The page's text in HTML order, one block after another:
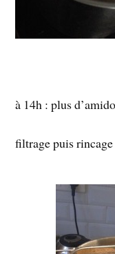
à 14h : plus
filtrage puis rincage